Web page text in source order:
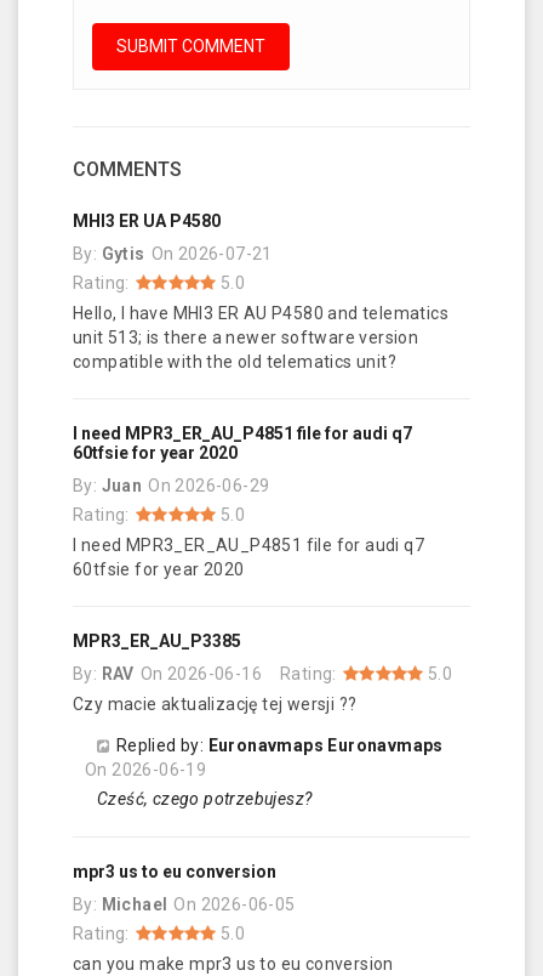
COMMENTS
MHI3 ER UA P4580
By: Gytis On 2026-07-21
Rating:
5.0
Hello, I have MHI3 ER AU P4580 and telematics
unit 513; is there a newer software version
compatible with the old telematics unit?
I need MPR3_ER_AU_P4851 file for audi q7
60tfsie for year 2020
By: Juan On 2026-06-29
Rating:
5.0
I need MPR3_ER_AU_P4851 file for audi q7
60tfsie for year 2020
MPR3_ER_AU_P3385
By: RAV On 2026-06-16 Rating:
5.0
Czy macie aktualizację tej wersji ??
Replied by: Euronavmaps Euronavmaps
On 2026-06-19
Cześć, czego potrzebujesz?
mpr3 us to eu conversion
By: Michael On 2026-06-05
Rating:
5.0
can you make mpr3 us to eu conversion